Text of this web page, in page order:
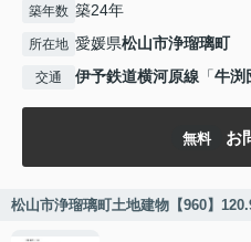
築年数 築24年
所在地 愛媛県松山市浄瑠璃町
交通 伊予鉄道横河原線 「牛渕
無料 お
松山市浄瑠璃町土地建物【960】